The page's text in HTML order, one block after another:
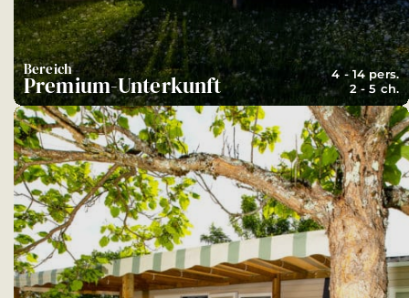
Bereich
Premium-Unterkunft
4 - 14 pers.
2 - 5 ch.